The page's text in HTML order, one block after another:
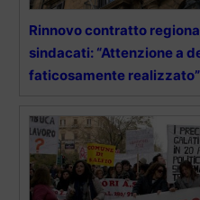
Rinnovo contratto
sindacati: “Attenzione a
faticosamente realizzato”